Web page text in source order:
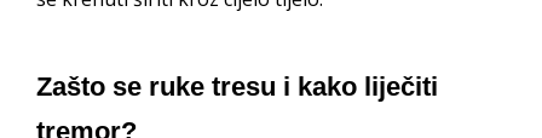
Zašto se ruke tresu i kako liječiti
tremor?